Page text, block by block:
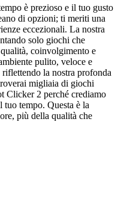
è prezioso e il tuo gusto
di opzioni; ti meriti una
eccezionali. La nostra
solo giochi che
coinvolgimento e
pulito, veloce e
la nostra profonda
migliaia di giochi
Clicker 2 perché crediamo
tuo tempo. Questa è la
più della qualità che